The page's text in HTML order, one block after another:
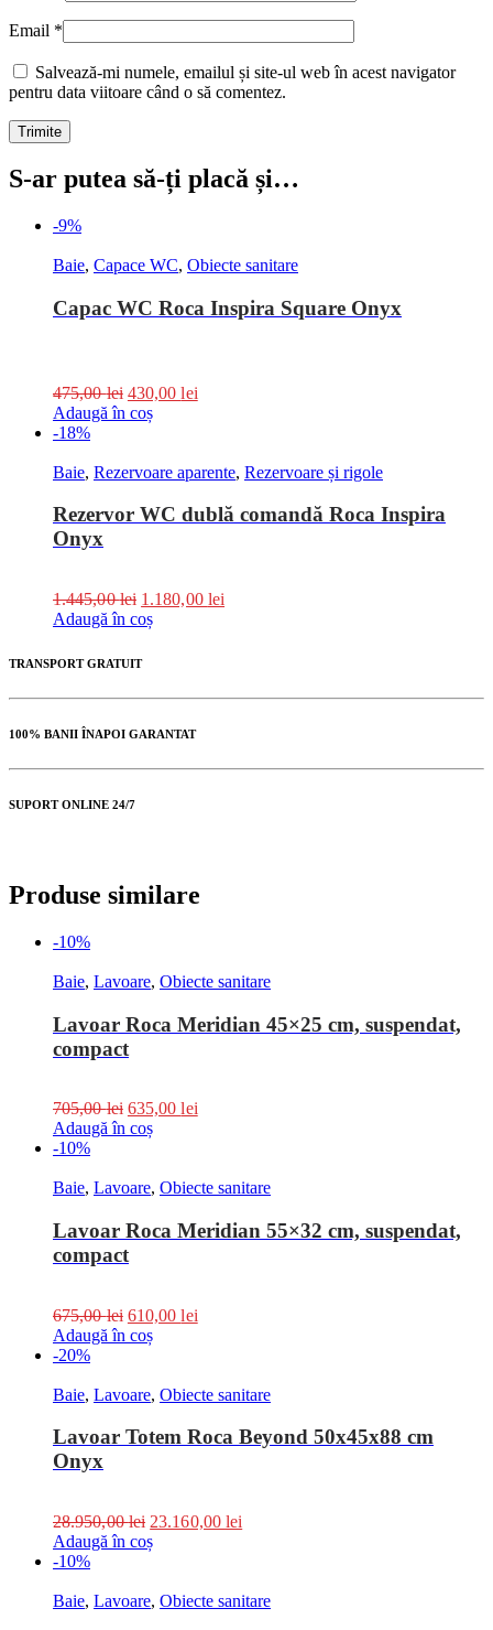
Email *
Salvează-mi numele, emailul și site-ul web în acest navigator
pentru data viitoare când o să comentez.
S-ar putea să-ți placă și…
-9%
Baie, Capace WC, Obiecte sanitare
Capac WC Roca Inspira Square Onyx
475,00lei 430,00lei
Adaugă în coș
-18%
Baie, Rezervoare aparente, Rezervoare și rigole
Rezervor WC dublă comandă Roca Inspira
Onyx
1.445,00lei 1.180,00 lei
Adaugă în coș
TRANSPORT GRATUIT
100% BANII ÎNAPOI GARANTAT
SUPORT ONLINE 24/7
Produse similare
-10%
Baie, Lavoare, Obiecte sanitare
Lavoar Roca Meridian 45×25 cm, suspendat,
compact
705,00lei 635,00lei
Adaugă în coș
-10%
Baie, Lavoare, Obiecte sanitare
Lavoar Roca Meridian 55×32 cm, suspendat,
compact
675,00lei 610,00lei
Adaugă în coș
-20%
Baie, Lavoare, Obiecte sanitare
Lavoar Totem Roca Beyond 50x45x88 cm
Onyx
28.950,00lei 23.160,00 lei
Adaugă în coș
-10%
Baie, Lavoare, Obiecte sanitare